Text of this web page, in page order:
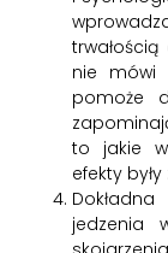
nie mówi
pomoże
to jakie
efekty
jedzenia